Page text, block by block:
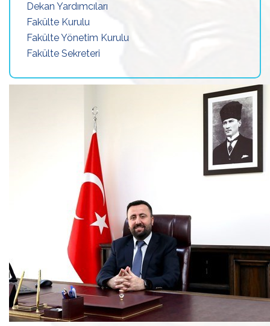
Dekan Yardımcıları
Fakülte Kurulu
Fakülte Yönetim Kurulu
Fakülte Sekreteri